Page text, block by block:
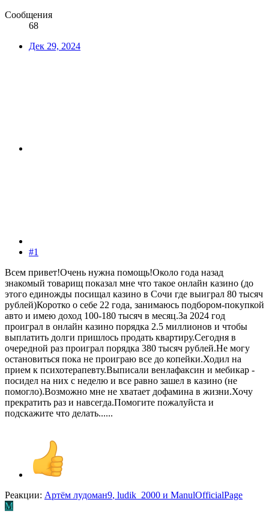
Сообщения
68
Дек 29, 2024
#1
Всем привет!Очень нужна помощь!Около года назад
знакомый товарищ показал мне что такое онлайн казино (до
этого единожды посищал казино в Сочи где выиграл 80 тысяч
рублей)Коротко о себе 22 года, занимаюсь подбором-покупкой
авто и имею доход 100-180 тысяч в месяц.За 2024 год
проиграл в онлайн казино порядка 2.5 миллионов и чтобы
выплатить долги пришлось продать квартиру.Сегодня в
очередной раз проиграл порядка 380 тысяч рублей.Не могу
остановиться пока не проиграю все до копейки.Ходил на
прием к психотерапевту.Выписали венлафаксин и мебикар -
посидел на них с неделю и все равно зашел в казино (не
помогло).Возможно мне не хватает дофамина в жизни.Хочу
прекратить раз и навсегда.Помогите пожалуйста и
подскажите что делать......
Реакции: Артём лудоман9, ludik_2000 и ManulOfficialPage
М